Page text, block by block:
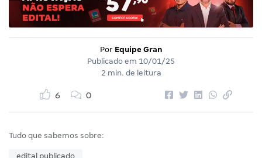
Por Equipe Gran
Publicado em 10/01/25
2 min. de leitura
6 0
Tudo que sabemos sobre:
edital publicado